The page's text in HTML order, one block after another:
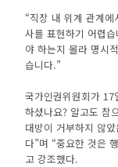
“직장 내 위계 관계
사를 표현하기 어렵
야 하는지 몰라 명시
습니다.”
국가인권위원회가
하셨나요? 알고도 참
대방이 거부하지 않
다”며 “중요한 것은
고 강조했다.